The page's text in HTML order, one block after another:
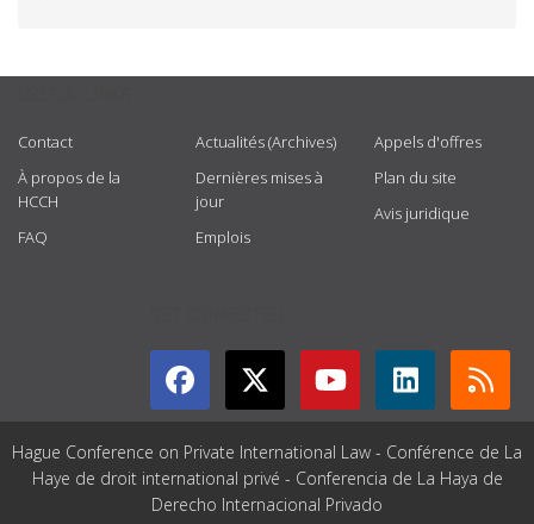
Contact
À propos de la
HCCH
FAQ
Actualités (Archives)
Dernières mises à
jour
Emplois
Appels d'offres
Plan du site
Avis juridique
Hague Conference on Private International Law - Conférence de La
Haye de droit international privé - Conferencia de La Haya de
Derecho Internacional Privado